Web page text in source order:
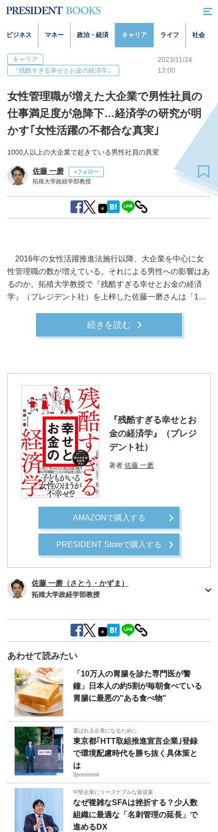
ビジネス マネー 政治・経済 キャリア ライフ 社会
キャリア
『残酷すぎる幸せとお金の経済学』
2023/11/24
13:00
女性管理職が増えた大企業で男性社員の
仕事満足度が急降下…経済学の研究が明
かす｢女性活躍の不都合な真実｣
1000人以上の大企業で起きている男性社員の異変
佐藤 一磨 +フォロー
拓殖大学政経学部教授
#
2016年の女性活躍推進法施行以降、大企業を中心に女
性管理職の数が増えている。それによる男性への影響はあ
るのか。拓殖大学教授で『残酷すぎる幸せとお金の経済
学』（プレジデント社）を上梓した佐藤一磨さんは「1…
続きを読む
『残酷すぎる幸せとお
金の経済学』（プレジ
デント社）
著者 佐藤 一磨
AMAZONで購入する
PRESIDENT Storeで購入する
佐藤 一磨（さとう・かずま）
拓殖大学政経学部教授
#
あわせて読みたい
「10万人の胃腸を診た専門医が警
鐘」日本人の約5割が毎朝食べている
胃腸に最悪の"ある食べ物"
選ばれる企業になるために
東京都｢HTT取組推進宣言企業｣登録
で環境配慮時代を勝ち抜く具体策と
は
Sponsored
中堅企業にリーズナブルな新提案
なぜ複雑なSFAは挫折する？少人数
組織に最適な「名刺管理の延長」で
進めるDX